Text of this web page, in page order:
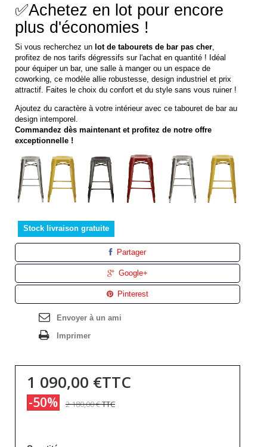
✅Achetez en lot pour encore
plus d'économies !
Si vous recherchez un lot de tabourets de bar pas cher
profitez de nos tarifs dégressifs sur l'achat en quantité ! Idéal
pour équiper un bar, une salle à manger ou un espace de
coworking, ce modèle allie robustesse, design industriel et prix
attractif. Faites le choix du confort et du style sans vous ruiner !
Ajoutez du caractère à votre intérieur avec ce tabouret de bar au
design intemporel.
Commandez dès maintenant et profitez de notre offre
exceptionnelle !
Stock livraison gratuite
Partager
Google+
Pinterest
Envoyer à un ami
Imprimer
1 090,00 €TTC
-50% 2 180,00 €TTC